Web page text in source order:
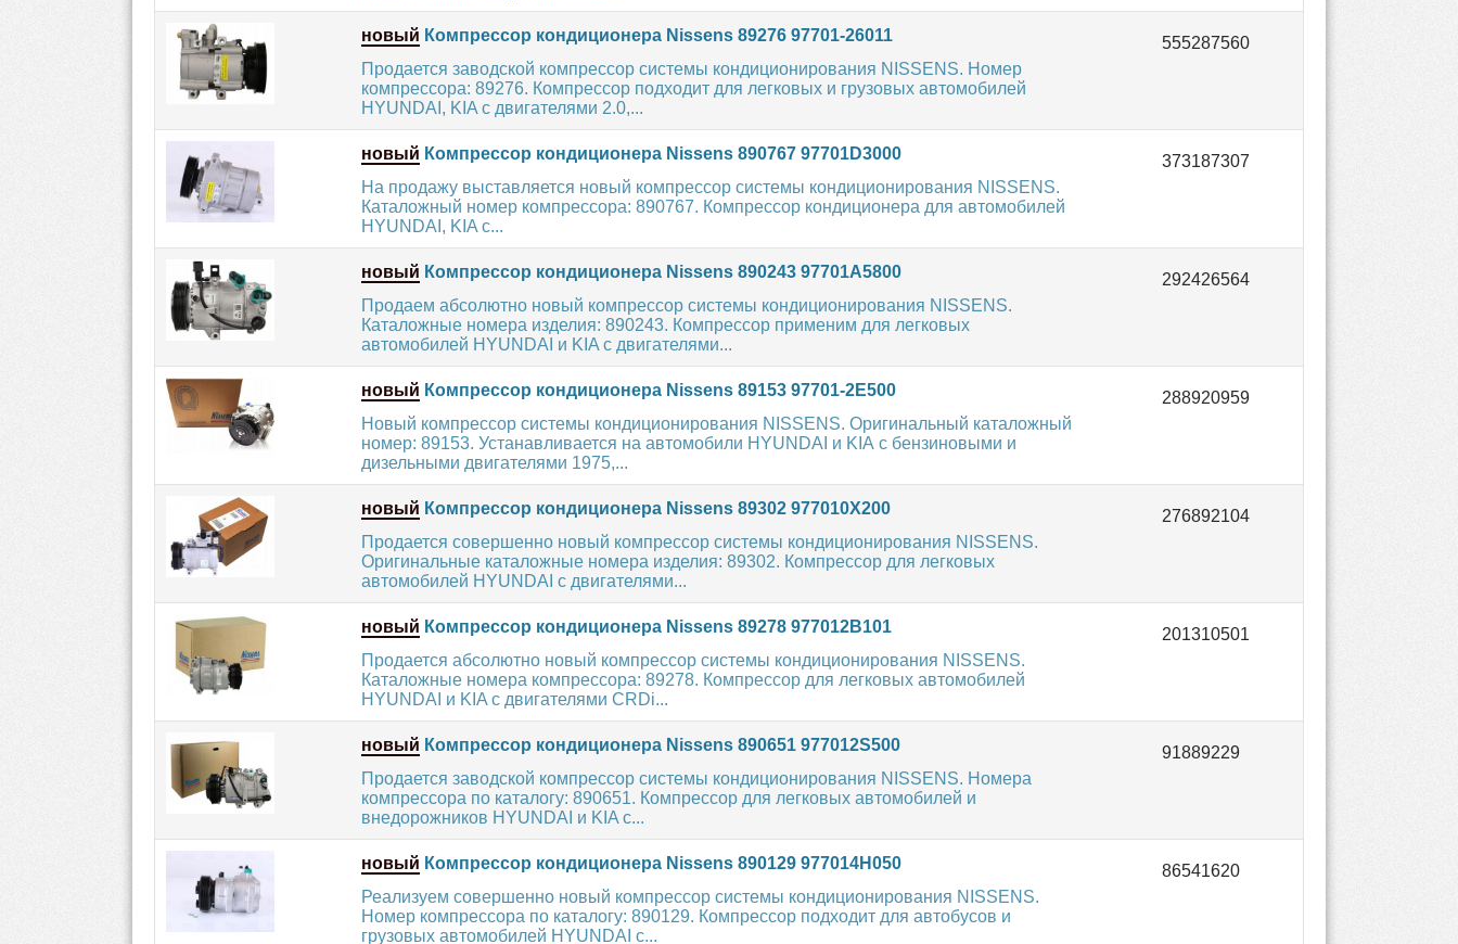
новый Компрессор кондиционера Nissens 89276 97701-26011
Продается заводской компрессор системы кондиционирования NISSENS. Номер
компрессора: 89276. Компрессор подходит для легковых и грузовых автомобилей
HYUNDAI, KIA с двигателями 2.0,...
новый Компрессор кондиционера Nissens 890767 97701D3000
На продажу выставляется новый компрессор системы кондиционирования NISSENS.
Каталожный номер компрессора: 890767. Компрессор кондиционера для автомобилей
HYUNDAI, KIA с...
новый Компрессор кондиционера Nissens 890243 97701A5800
Продаем абсолютно новый компрессор системы кондиционирования NISSENS.
Каталожные номера изделия: 890243. Компрессор применим для легковых
автомобилей HYUNDAI и KIA с двигателями...
новый Компрессор кондиционера Nissens 89153 97701-2E500
Новый компрессор системы кондиционирования NISSENS. Оригинальный каталожный
номер: 89153. Устанавливается на автомобили HYUNDAI и KIA с бензиновыми и
дизельными двигателями 1975,...
новый Компрессор кондиционера Nissens 89302 977010X200
Продается совершенно новый компрессор системы кондиционирования NISSENS.
Оригинальные каталожные номера изделия: 89302. Компрессор для легковых
автомобилей HYUNDAI с двигателями...
новый Компрессор кондиционера Nissens 89278 977012B101
Продается абсолютно новый компрессор системы кондиционирования NISSENS.
Каталожные номера компрессора: 89278. Компрессор для легковых автомобилей
HYUNDAI и KIA с двигателями CRDi...
новый Компрессор кондиционера Nissens 890651 977012S500
Продается заводской компрессор системы кондиционирования NISSENS. Номера
компрессора по каталогу: 890651. Компрессор для легковых автомобилей и
внедорожников HYUNDAI и KIA с...
новый Компрессор кондиционера Nissens 890129 977014H050
Реализуем совершенно новый компрессор системы кондиционирования NISSENS.
Номер компрессора по каталогу: 890129. Компрессор подходит для автобусов и
грузовых автомобилей HYUNDAI с...